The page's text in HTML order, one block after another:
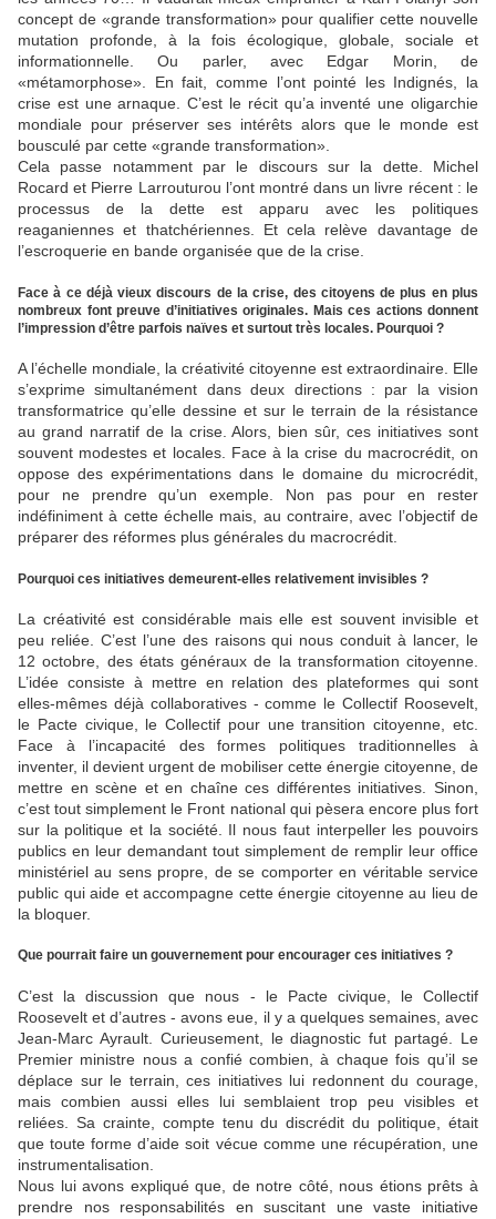
concept de «grande transformation» pour qualifier cette nouvelle
mutation profonde, à la fois écologique, globale, sociale et
informationnelle. Ou parler, avec Edgar Morin, de
«métamorphose». En fait, comme l’ont pointé les Indignés, la
crise est une arnaque. C’est le récit qu’a inventé une oligarchie
mondiale pour préserver ses intérêts alors que le monde est
bousculé par cette «grande transformation».
Cela passe notamment par le discours sur la dette. Michel
Rocard et Pierre Larrouturou l’ont montré dans un livre récent : le
processus de la dette est apparu avec les politiques
reaganiennes et thatchériennes. Et cela relève davantage de
l’escroquerie en bande organisée que de la crise.
Face à ce déjà vieux discours de la crise, des citoyens de plus en plus
nombreux font preuve d’initiatives originales. Mais ces actions donnent
l’impression d’être parfois naïves et surtout très locales. Pourquoi ?
A l’échelle mondiale, la créativité citoyenne est extraordinaire. Elle
s’exprime simultanément dans deux directions : par la vision
transformatrice qu’elle dessine et sur le terrain de la résistance
au grand narratif de la crise. Alors, bien sûr, ces initiatives sont
souvent modestes et locales. Face à la crise du macrocrédit, on
oppose des expérimentations dans le domaine du microcrédit,
pour ne prendre qu’un exemple. Non pas pour en rester
indéfiniment à cette échelle mais, au contraire, avec l’objectif de
préparer des réformes plus générales du macrocrédit.
Pourquoi ces initiatives demeurent-elles relativement invisibles ?
La créativité est considérable mais elle est souvent invisible et
peu reliée. C’est l’une des raisons qui nous conduit à lancer, le
12 octobre, des états généraux de la transformation citoyenne.
L’idée consiste à mettre en relation des plateformes qui sont
elles-mêmes déjà collaboratives - comme le Collectif Roosevelt,
le Pacte civique, le Collectif pour une transition citoyenne, etc.
Face à l’incapacité des formes politiques traditionnelles à
inventer, il devient urgent de mobiliser cette énergie citoyenne, de
mettre en scène et en chaîne ces différentes initiatives. Sinon,
c’est tout simplement le Front national qui pèsera encore plus fort
sur la politique et la société. Il nous faut interpeller les pouvoirs
publics en leur demandant tout simplement de remplir leur office
ministériel au sens propre, de se comporter en véritable service
public qui aide et accompagne cette énergie citoyenne au lieu de
la bloquer.
Que pourrait faire un gouvernement pour encourager ces initiatives ?
C’est la discussion que nous - le Pacte civique, le Collectif
Roosevelt et d’autres - avons eue, il y a quelques semaines, avec
Jean-Marc Ayrault. Curieusement, le diagnostic fut partagé. Le
Premier ministre nous a confié combien, à chaque fois qu’il se
déplace sur le terrain, ces initiatives lui redonnent du courage,
mais combien aussi elles lui semblaient trop peu visibles et
reliées. Sa crainte, compte tenu du discrédit du politique, était
que toute forme d’aide soit vécue comme une récupération, une
instrumentalisation.
Nous lui avons expliqué que, de notre côté, nous étions prêts à
prendre nos responsabilités en suscitant une vaste initiative